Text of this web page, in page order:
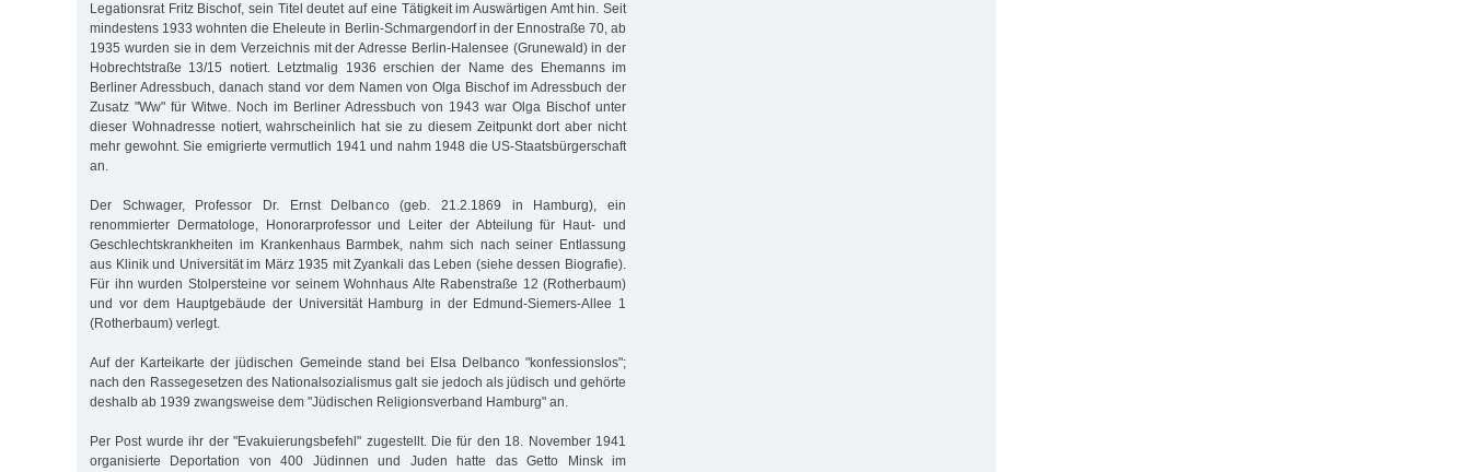
Legationsrat Fritz Bischof, sein Titel deutet auf eine Tätigkeit im Auswärtigen Amt hin. Seit
mindestens 1933 wohnten die Eheleute in Berlin-Schmargendorf in der Ennostraße 70, ab
1935 wurden sie in dem Verzeichnis mit der Adresse Berlin-Halensee (Grunewald) in der
Hobrechtstraße 13/15 notiert. Letztmalig 1936 erschien der Name des Ehemanns im
Berliner Adressbuch, danach stand vor dem Namen von Olga Bischof im Adressbuch der
Zusatz "Ww" für Witwe. Noch im Berliner Adressbuch von 1943 war Olga Bischof unter
dieser Wohnadresse notiert, wahrscheinlich hat sie zu diesem Zeitpunkt dort aber nicht
mehr gewohnt. Sie emigrierte vermutlich 1941 und nahm 1948 die US-Staatsbürgerschaft
an.
Der Schwager, Professor Dr. Ernst Delbanco (geb. 21.2.1869 in Hamburg), ein
renommierter Dermatologe, Honorarprofessor und Leiter der Abteilung für Haut- und
Geschlechtskrankheiten im Krankenhaus Barmbek, nahm sich nach seiner Entlassung
aus Klinik und Universität im März 1935 mit Zyankali das Leben (siehe dessen Biografie).
Für ihn wurden Stolpersteine vor seinem Wohnhaus Alte Rabenstraße 12 (Rotherbaum)
und vor dem Hauptgebäude der Universität Hamburg in der Edmund-Siemers-Allee 1
(Rotherbaum) verlegt.
Auf der Karteikarte der jüdischen Gemeinde stand bei Elsa Delbanco "konfessionslos";
nach den Rassegesetzen des Nationalsozialismus galt sie jedoch als jüdisch und gehörte
deshalb ab 1939 zwangsweise dem "Jüdischen Religionsverband Hamburg" an.
Per Post wurde ihr der "Evakuierungsbefehl" zugestellt. Die für den 18. November 1941
organisierte Deportation von 400 Jüdinnen und Juden hatte das Getto Minsk im